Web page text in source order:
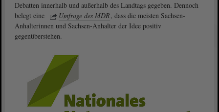
Debatten innerhalb und außerhalb des Landtags gegeben. Dennoch
belegt eine
Umfrage des MDR, dass die meisten Sachsen-
Anhalterinnen und Sachsen-Anhalter der Idee positiv
gegenüberstehen.